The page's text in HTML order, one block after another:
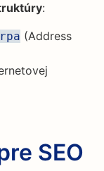
:
(Address
SEO